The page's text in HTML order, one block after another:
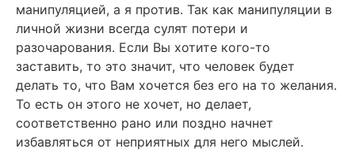
манипуляцией, а я против. Так как манипуляции в
личной жизни всегда сулят потери и
разочарования. Если Вы хотите кого-то
заставить, то это значит, что человек будет
делать то, что Вам хочется без его на то желания.
То есть он этого не хочет, но делает,
соответственно рано или поздно начнет
избавляться от неприятных для него мыслей.